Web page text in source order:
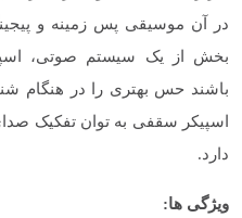
در آن موسیقی پس زمینه و
بخش از یک سیستم صوتی،
باشند حس بهتری را در هنگام
اسپیکر سقفی به توان تفکیک
دارد.
ویژگی ها: